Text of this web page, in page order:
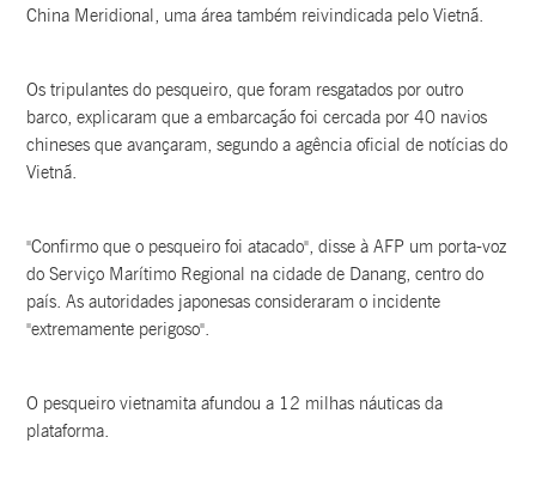
China Meridional, uma área também reivindicada pelo Vietnã.
Os tripulantes do pesqueiro, que foram resgatados por outro
barco, explicaram que a embarcação foi cercada por 40 navios
chineses que avançaram, segundo a agência oficial de notícias do
Vietnã.
"Confirmo que o pesqueiro foi atacado", disse à AFP um porta-voz
do Serviço Marítimo Regional na cidade de Danang, centro do
país. As autoridades japonesas consideraram o incidente
"extremamente perigoso".
O pesqueiro vietnamita afundou a 12 milhas náuticas da
plataforma.